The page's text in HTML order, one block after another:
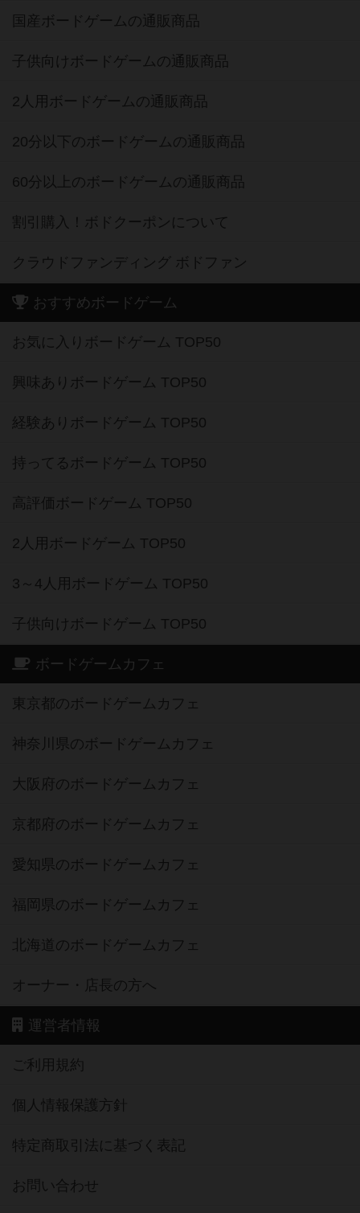
国産ボードゲームの通販商品
子供向けボードゲームの通販商品
2人用ボードゲームの通販商品
20分以下のボードゲームの通販商品
60分以上のボードゲームの通販商品
割引購入！ボドクーポンについて
クラウドファンディング ボドファン
おすすめボードゲーム
お気に入りボードゲーム TOP50
興味ありボードゲーム TOP50
経験ありボードゲーム TOP50
持ってるボードゲーム TOP50
高評価ボードゲーム TOP50
2人用ボードゲーム TOP50
3～4人用ボードゲーム TOP50
子供向けボードゲーム TOP50
ボードゲームカフェ
東京都のボードゲームカフェ
神奈川県のボードゲームカフェ
大阪府のボードゲームカフェ
京都府のボードゲームカフェ
愛知県のボードゲームカフェ
福岡県のボードゲームカフェ
北海道のボードゲームカフェ
オーナー・店長の方へ
運営者情報
ご利用規約
個人情報保護方針
特定商取引法に基づく表記
お問い合わせ